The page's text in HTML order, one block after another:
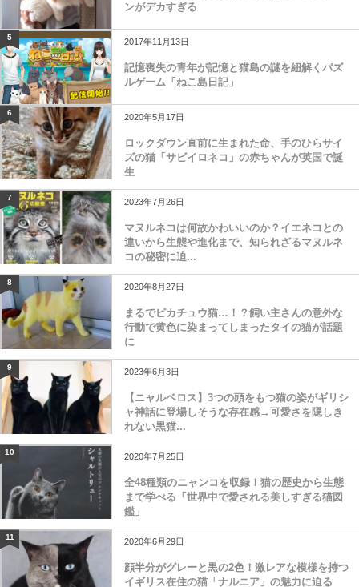
ンがデカすぎる
5 2017年11月13日
記憶喪失の青年が記憶と猫島の謎を紐解くパズ
ルゲーム「ねこ島日記」
6 2020年5月17日
ロックダウン直前に生まれた命、手のひらサイ
ズの猫「サビイロネコ」の赤ちゃんが英国で誕
生
7 2023年7月26日
マヌルネコは何故かわいいのか？イエネコとの
違いから生態や進化まで、知られざるマヌルネ
コの秘密に迫...
8 2020年8月27日
まるでピカチュウ猫…！？飼い主さんの意外な
行動で黄色に染まってしまったタイの猫が話題
に
9 2023年6月3日
【ニャルベロス】3つの頭をもつ猫の姿がギリシ
ャ神話に登場しそうな存在感→可愛さを隠しき
れない黒猫...
10 2020年7月25日
全48種類のニャンコを収録！猫の歴史から生態
まで学べる「世界中で愛される美しすぎる猫図
鑑」
11 2020年6月29日
顔半分がグレーと黒の2色！激レアな模様を持つ
イギリス在住の猫「ナルニア」の魅力に迫る